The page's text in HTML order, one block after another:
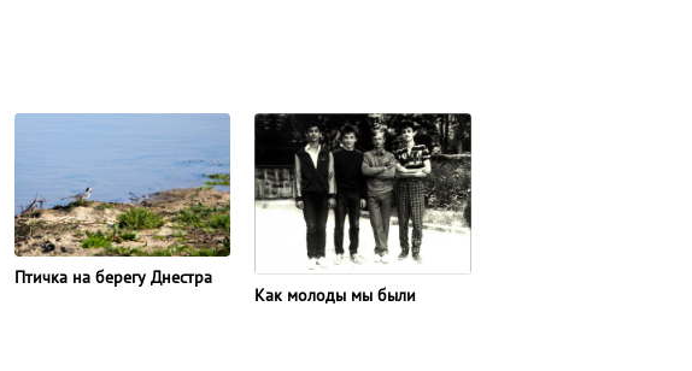
Птичка на берегу Днестра
Как молоды мы были